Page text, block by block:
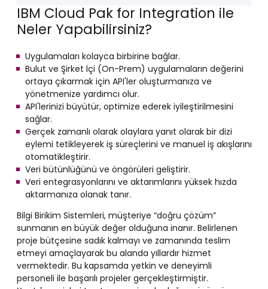
IBM Cloud Pak for Integration ile
Neler Yapabilirsiniz?
Uygulamaları kolayca birbirine bağlar.
Bulut ve Şirket İçi (On-Prem) uygulamaların değerini
ortaya çıkarmak için API'ler oluşturmanıza ve
yönetmenize yardımcı olur.
API'lerinizi büyütür, optimize ederek iyileştirilmesini
sağlar.
Gerçek zamanlı olarak olaylara yanıt olarak bir dizi
eylemi tetikleyerek iş süreçlerini ve manuel iş akışlarını
otomatikleştirir.
Veri bütünlüğünü ve öngörüleri geliştirir.
Veri entegrasyonlarını ve aktarımlarını yüksek hızda
aktarmanıza olanak tanır.
Bilgi Birikim Sistemleri, müşteriye “doğru çözüm”
sunmanın en büyük değer olduğuna inanır. Belirlenen
proje bütçesine sadık kalmayı ve zamanında teslim
etmeyi amaçlayarak bu alanda yıllardır hizmet
vermektedir. Bu kapsamda yetkin ve deneyimli
personeli ile başarılı projeler gerçekleştirmiştir.